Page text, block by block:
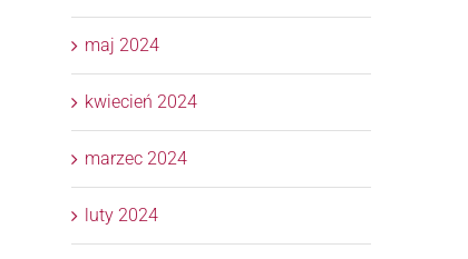
maj 2024
kwiecień 2024
marzec 2024
luty 2024